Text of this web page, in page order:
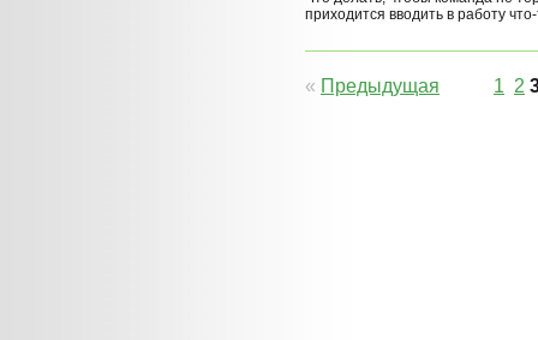
приходится вводить в работу
« Предыдущая 1 2